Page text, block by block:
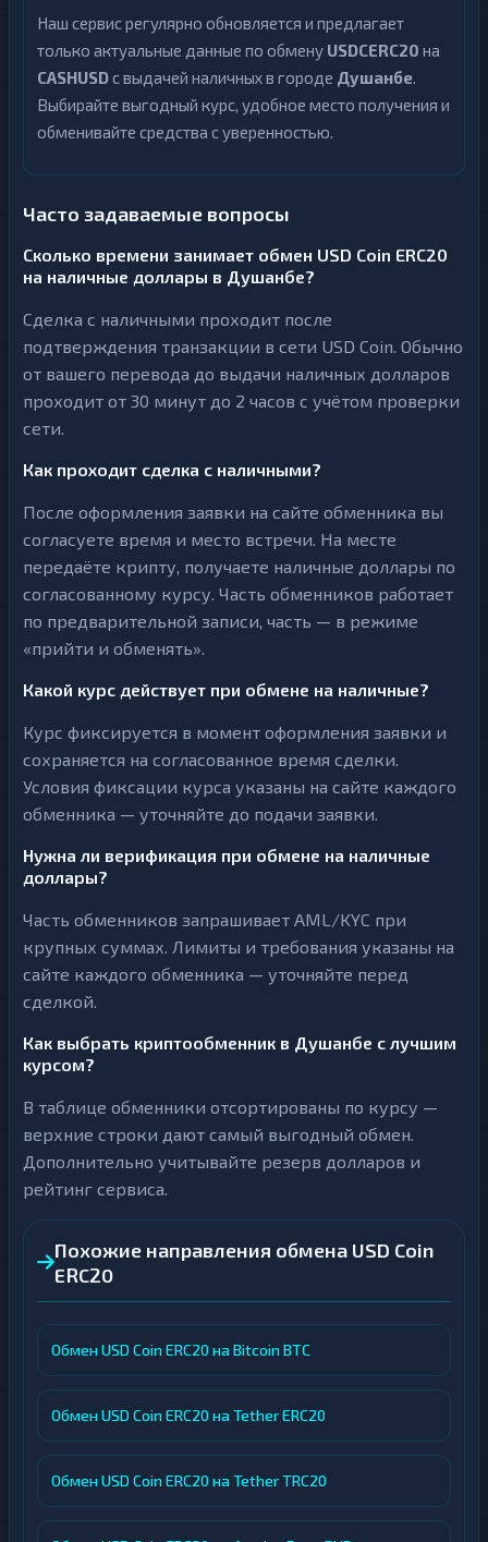
Наш сервис регулярно обновляется и предлагает
только актуальные данные по обмену USDCERC20 на
CASHUSDс выдачей наличных в городе Душанбе.
Выбирайте выгодный курс, удобное место получения и
обменивайте средства с уверенностью.
Часто задаваемые вопросы
Сколько времени занимает обмен USD Coin ERC20
на наличные доллары в Душанбе?
Сделка с наличными проходит после
подтверждения транзакции в сети USD Coin. Обычно
от вашего перевода до выдачи наличных долларов
проходит от 30 минут до 2 часов с учётом проверки
сети.
Как проходит сделка с наличными?
После оформления заявки на сайте обменника вы
согласуете время и место встречи. На месте
передаёте крипту, получаете наличные доллары по
согласованному курсу. Часть обменников работает
по предварительной записи, часть — в режиме
«прийти и обменять».
Какой курс действует при обмене на наличные?
Курс фиксируется в момент оформления заявки и
сохраняется на согласованное время сделки.
Условия фиксации курса указаны на сайте каждого
обменника — уточняйте до подачи заявки.
Нужна ли верификация при обмене на наличные
доллары?
Часть обменников запрашивает AML/KYC при
крупных суммах. Лимиты и требования указаны на
сайте каждого обменника — уточняйте перед
сделкой.
Как выбрать криптообменник в Душанбе с лучшим
курсом?
В таблице обменники отсортированы по курсу —
верхние строки дают самый выгодный обмен.
Дополнительно учитывайте резерв долларов и
рейтинг сервиса.
Похожие направления обмена USD Coin
ERC20
Обмен USD Coin ERC20 на Bitcoin BTC
Обмен USD Coin ERC20 на Tether ERC20
Обмен USD Coin ERC20 на Tether TRC20